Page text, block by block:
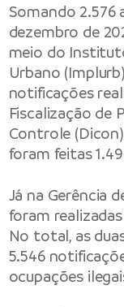
Somando 2.576
dezembro de
meio do
Urbano
notificações
Fiscalização de
Controle
foram feitas
Já na Gerência
foram
No total, as
5.546
ocupações